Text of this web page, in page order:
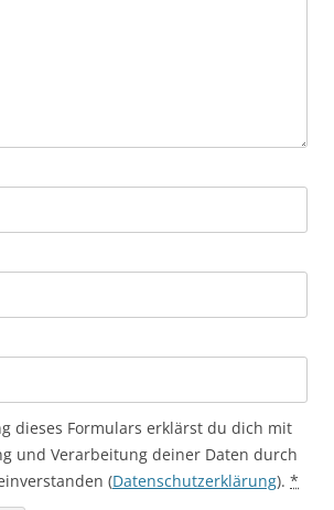
dieses Formulars erklärst du dich mit
und Verarbeitung deiner Daten durch
(Datenschutzerklärung). *